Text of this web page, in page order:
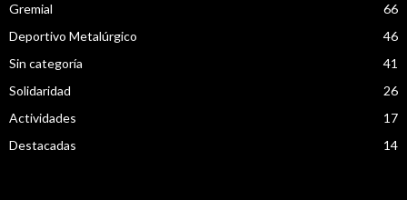
Gremial
66
Deportivo Metalúrgico
46
Sin categoría
41
Solidaridad
26
Actividades
17
Destacadas
14